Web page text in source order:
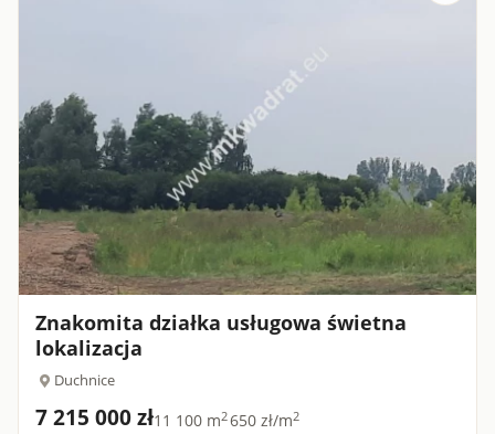
Znakomita działka usługowa świetna
lokalizacja
Duchnice
7 215 000 zł11 100 m2650 zł/m2